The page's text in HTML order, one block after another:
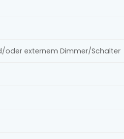
oder externem Dimmer/Schalter